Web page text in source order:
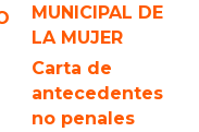
MUNICIPAL DE
LA MUJER
Carta de
antecedentes
no penales